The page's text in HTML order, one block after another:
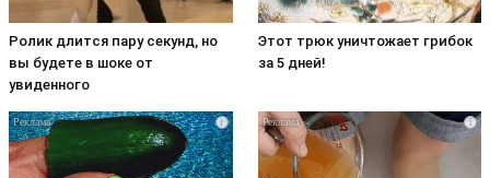
Ролик длится пару секунд, но
вы будете в шоке от
увиденного
Этот трюк уничтожает грибок
за 5 дней!
i i